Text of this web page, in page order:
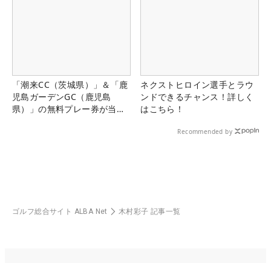
「潮来CC（茨城県）」＆「鹿
児島ガーデンGC（鹿児島
県）」の無料プレー券が当た
ネクストヒロイン選手とラウ
ンドできるチャンス！詳しく
はこちら！
Recommended by
ゴルフ総合サイト ALBA Net 木村彩子 記事一覧